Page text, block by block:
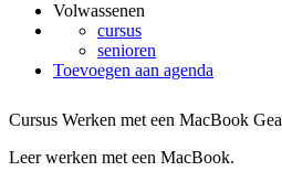
Volwassenen
cursus
senioren
Toevoegen aan agenda
Cursus Werken met een MacBook
Leer werken met een MacBook.